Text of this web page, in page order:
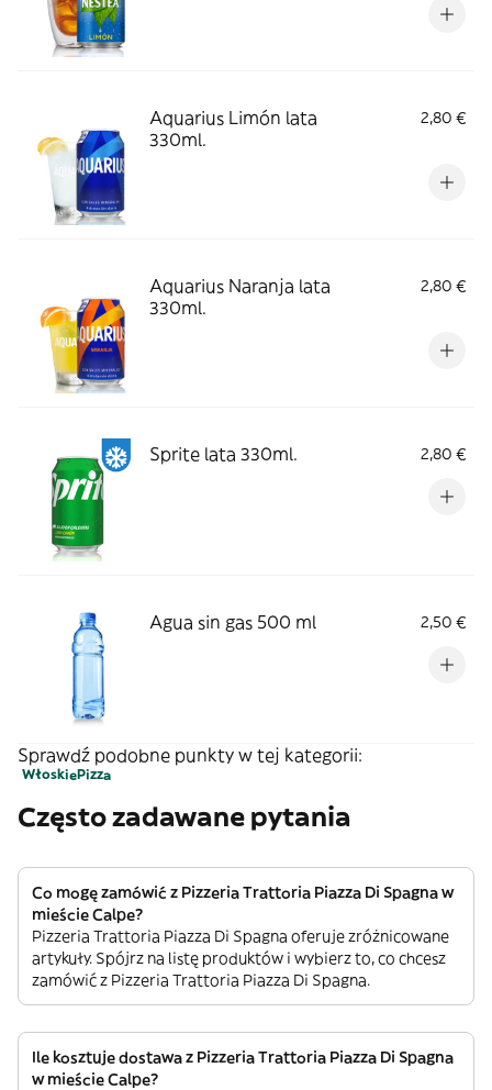
Aquarius Limón lata
330ml.
2,80 €
Aquarius Naranja lata
330ml.
2,80 €
Sprite lata 330ml. 2,80 €
Agua sin gas 500 ml 2,50 €
Sprawdź podobne punkty w tej kategorii:
WłoskiePizza
Często zadawane pytania
Co mogę zamówić z Pizzeria Trattoria Piazza Di Spagna w
mieście Calpe?
Pizzeria Trattoria Piazza Di Spagna oferuje zróżnicowane
artykuły. Spójrz na listę produktów i wybierz to, co chcesz
zamówić z Pizzeria Trattoria Piazza Di Spagna.
Ile kosztuje dostawa z Pizzeria Trattoria Piazza Di Spagna
w mieście Calpe?